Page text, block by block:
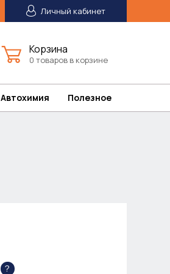
Личный кабинет
Корзина
0 товаров в корзине
Автохимия Полезное
?